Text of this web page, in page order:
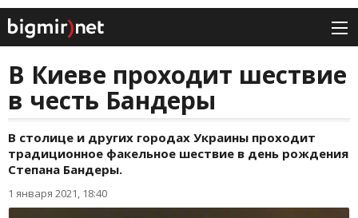
В Киеве проходит шествие
в честь Бандеры
В столице и других городах Украины проходит
традиционное факельное шествие в день рождения
Степана Бандеры.
1 января 2021, 18:40